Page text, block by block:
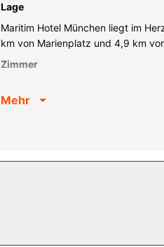
Lage
Maritim Hotel München liegt im
km von Marienplatz und 4,9 km
Zimmer
Badezimmer bieten Badewannen
Genieße Abendessen bei
Zimmerservice (bitte Zeiten
Mehr